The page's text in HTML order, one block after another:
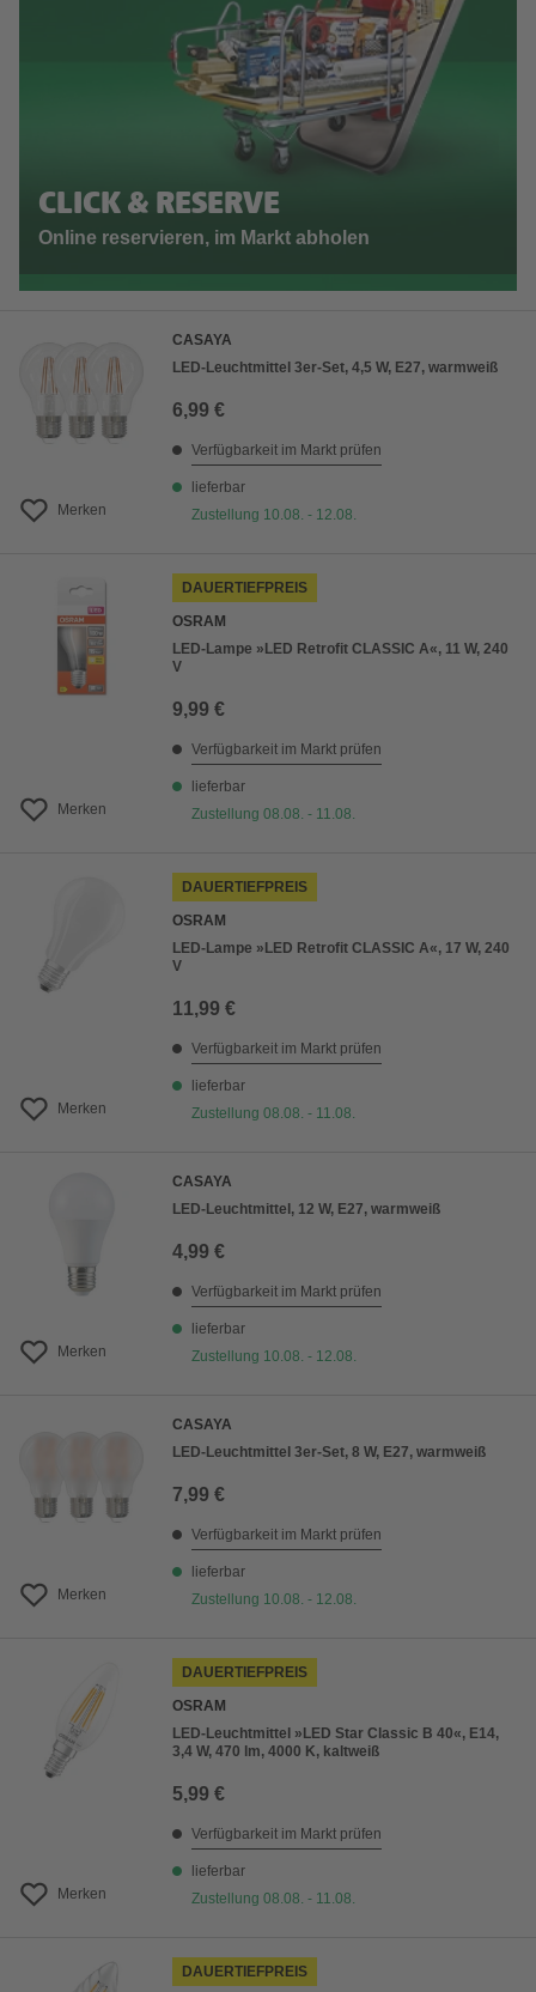
CLICK & RESERVE
Online reservieren, im Markt abholen
Merken
CASAYA
LED-Leuchtmittel 3er-Set, 4,5 W, E27, warmweiß
6,99 €
Verfügbarkeit im Markt prüfen
lieferbar
Zustellung 10.08. - 12.08.
Merken
DAUERTIEFPREIS
OSRAM
LED-Lampe »LED Retrofit CLASSIC A«, 11 W, 240
V
9,99 €
Verfügbarkeit im Markt prüfen
lieferbar
Zustellung 08.08. - 11.08.
Merken
DAUERTIEFPREIS
OSRAM
LED-Lampe »LED Retrofit CLASSIC A«, 17 W, 240
V
11,99 €
Verfügbarkeit im Markt prüfen
lieferbar
Zustellung 08.08. - 11.08.
Merken
CASAYA
LED-Leuchtmittel, 12 W, E27, warmweiß
4,99 €
Verfügbarkeit im Markt prüfen
lieferbar
Zustellung 10.08. - 12.08.
Merken
CASAYA
LED-Leuchtmittel 3er-Set, 8 W, E27, warmweiß
7,99 €
Verfügbarkeit im Markt prüfen
lieferbar
Zustellung 10.08. - 12.08.
Merken
DAUERTIEFPREIS
OSRAM
LED-Leuchtmittel »LED Star Classic B 40«, E14,
3,4 W, 470 lm, 4000 K, kaltweiß
5,99 €
Verfügbarkeit im Markt prüfen
lieferbar
Zustellung 08.08. - 11.08.
DAUERTIEFPREIS